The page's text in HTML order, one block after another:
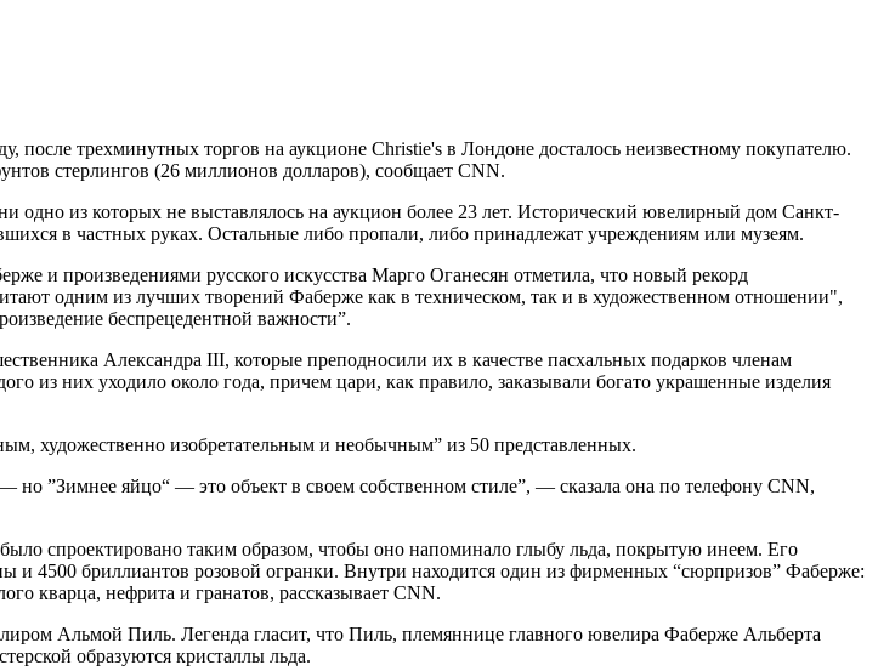
после трехминутных торгов на аукционе Christie's в Лондоне досталось неизвестному покупателю.
стерлингов (26 миллионов долларов), сообщает CNN.
одно из которых не выставлялось на аукцион более 23 лет. Исторический ювелирный дом Санкт-
в частных руках. Остальные либо пропали, либо принадлежат учреждениям или музеям.
и произведениями русского искусства Марго Оганесян отметила, что новый рекорд
одним из лучших творений Фаберже как в техническом, так и в художественном отношении",
беспрецедентной важности”.
Александра III, которые преподносили их в качестве пасхальных подарков членам
из них уходило около года, причем цари, как правило, заказывали богато украшенные изделия
художественно изобретательным и необычным” из 50 представленных.
”Зимнее яйцо“ — это объект в своем собственном стиле”, — сказала она по телефону CNN,
спроектировано таким образом, чтобы оно напоминало глыбу льда, покрытую инеем. Его
и 4500 бриллиантов розовой огранки. Внутри находится один из фирменных “сюрпризов” Фаберже:
кварца, нефрита и гранатов, рассказывает CNN.
Альмой Пиль. Легенда гласит, что Пиль, племяннице главного ювелира Фаберже Альберта
образуются кристаллы льда.